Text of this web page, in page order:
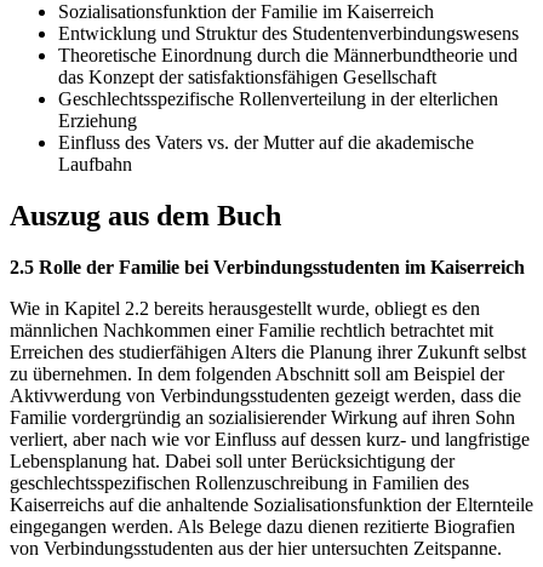
Sozialisationsfunktion der Familie im Kaiserreich
Entwicklung und Struktur des Studentenverbindungswesens
Theoretische Einordnung durch die Männerbundtheorie und
das Konzept der satisfaktionsfähigen Gesellschaft
Geschlechtsspezifische Rollenverteilung in der elterlichen
Erziehung
Einfluss des Vaters vs. der Mutter auf die akademische
Laufbahn
Auszug aus dem Buch
2.5 Rolle der Familie bei Verbindungsstudenten im Kaiserreich
Wie in Kapitel 2.2 bereits herausgestellt wurde, obliegt es den
männlichen Nachkommen einer Familie rechtlich betrachtet mit
Erreichen des studierfähigen Alters die Planung ihrer Zukunft selbst
zu übernehmen. In dem folgenden Abschnitt soll am Beispiel der
Aktivwerdung von Verbindungsstudenten gezeigt werden, dass die
Familie vordergründig an sozialisierender Wirkung auf ihren Sohn
verliert, aber nach wie vor Einfluss auf dessen kurz- und langfristige
Lebensplanung hat. Dabei soll unter Berücksichtigung der
geschlechtsspezifischen Rollenzuschreibung in Familien des
Kaiserreichs auf die anhaltende Sozialisationsfunktion der Elternteile
eingegangen werden. Als Belege dazu dienen rezitierte Biografien
von Verbindungsstudenten aus der hier untersuchten Zeitspanne.